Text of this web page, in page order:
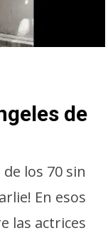
de
los 70 sin
En esos
las actrices